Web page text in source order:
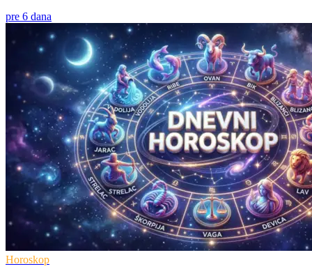
pre 6 dana
Horoskop